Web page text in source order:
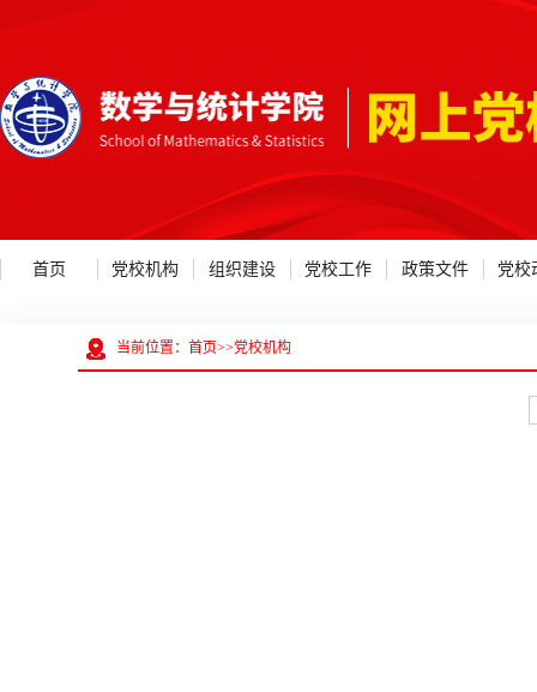
首页 党校机构 组织建设 党校工作 政策文件 党校
当前位置： 首页>>党校机构